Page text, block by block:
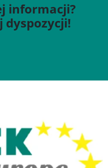
informacji?
dyspozycji!